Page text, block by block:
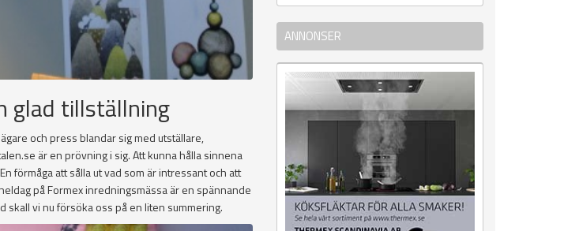
glad tillställning
och press blandar sig med utställare,
är en prövning i sig. Att kunna hålla sinnena
förmåga att sålla ut vad som är intressant och att
på Formex inredningsmässa är en spännande
skall vi nu försöka oss på en liten summering.
ANNONSER